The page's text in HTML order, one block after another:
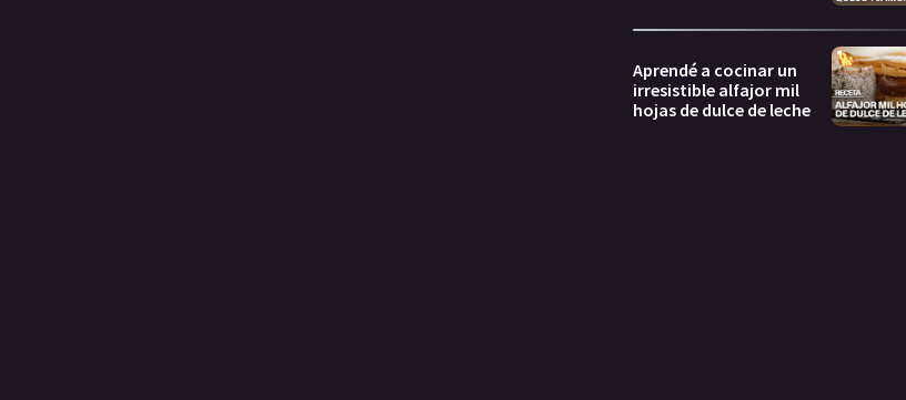
Aprendé a cocinar un
irresistible alfajor mil
hojas de dulce de leche